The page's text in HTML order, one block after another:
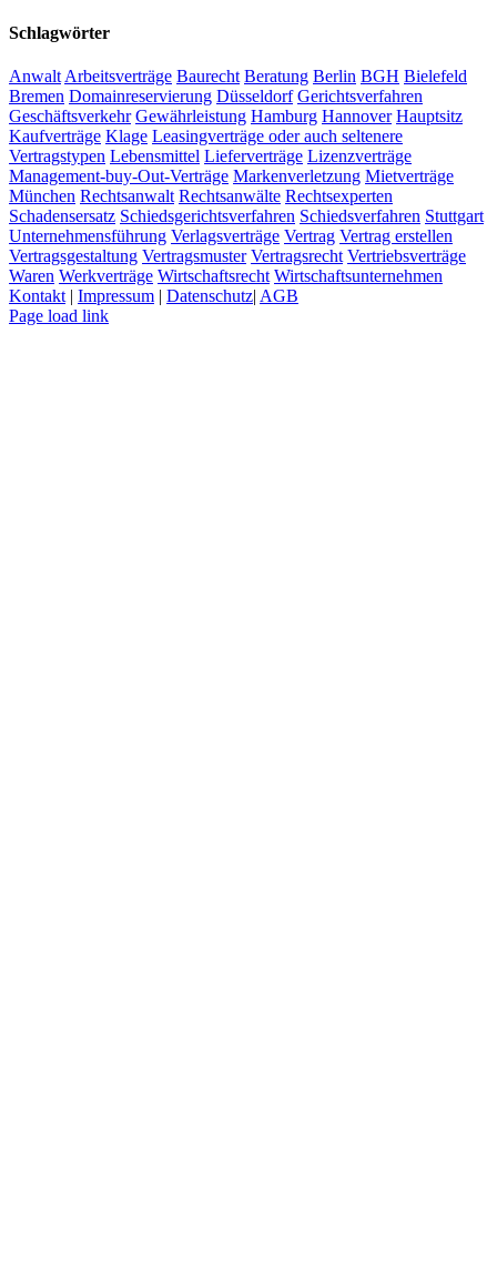
Schlagwörter
Anwalt Arbeitsverträge Baurecht Beratung Berlin BGH Bielefeld
Bremen Domainreservierung Düsseldorf Gerichtsverfahren
Geschäftsverkehr Gewährleistung Hamburg Hannover Hauptsitz
Kaufverträge Klage Leasingverträge oder auch seltenere
Vertragstypen Lebensmittel Lieferverträge Lizenzverträge
Management-buy-Out-Verträge Markenverletzung Mietverträge
München Rechtsanwalt Rechtsanwälte Rechtsexperten
Schadensersatz Schiedsgerichtsverfahren Schiedsverfahren Stuttgart
Unternehmensführung Verlagsverträge Vertrag Vertrag erstellen
Vertragsgestaltung Vertragsmuster Vertragsrecht Vertriebsverträge
Waren Werkverträge Wirtschaftsrecht Wirtschaftsunternehmen
Kontakt | Impressum | Datenschutz| AGB
Page load link